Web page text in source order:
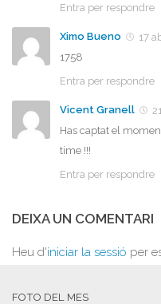
Entra per respondre
Ximo Bueno
17
1758
Entra per respondre
Vicent Granell
Has captat el
time !!!
Entra per respondre
DEIXA UN COMENTARI
Heu d'iniciar la sessió per
FOTO DEL MES